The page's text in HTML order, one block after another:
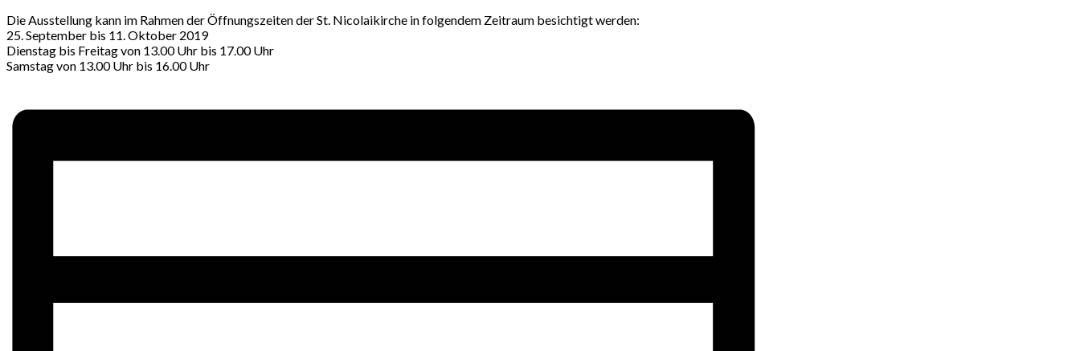
Die Ausstellung kann im Rahmen der Öffnungszeiten der St. Nicolaikirche in folgendem Zeitraum besichtigt werden:
25. September bis 11. Oktober 2019
Dienstag bis Freitag von 13.00 Uhr bis 17.00 Uhr
Samstag von 13.00 Uhr bis 16.00 Uhr